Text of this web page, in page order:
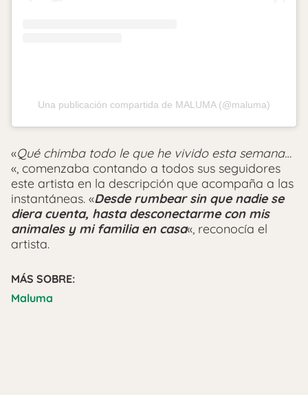
Una publicación compartida de MALUMA (@maluma)
«Qué chimba todo le que he vivido esta semana…
«, comenzaba contando a todos sus seguidores
este artista en la descripción que acompaña a las
instantáneas. «Desde rumbear sin que nadie se
diera cuenta, hasta desconectarme con mis
animales y mi familia en casa«, reconocía el
artista.
MÁS SOBRE:
Maluma